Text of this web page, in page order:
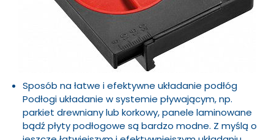
Sposób na łatwe i efektywne układanie podłóg
Podłogi układanie w systemie pływającym, np.
parkiet drewniany lub korkowy, panele laminowane
bądź płyty podłogowe są bardzo modne. Z myślą o